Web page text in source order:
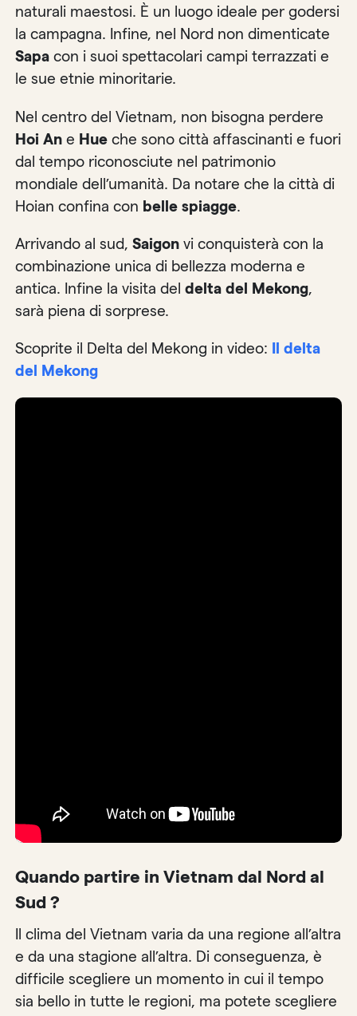
naturali maestosi. È un luogo ideale per godersi
la campagna. Infine, nel Nord non dimenticate
Sapa con i suoi spettacolari campi terrazzati e
le sue etnie minoritarie.
Nel centro del Vietnam, non bisogna perdere
Hoi An e Hue che sono città affascinanti e fuori
dal tempo riconosciute nel patrimonio
mondiale dell’umanità. Da notare che la città di
Hoian confina con belle spiagge.
Arrivando al sud,Saigon vi conquisterà con la
combinazione unica di bellezza moderna e
antica. Infine la visita deldelta del Mekong,
sarà piena di sorprese.
Scoprite il Delta del Mekong in video: Il delta
del Mekong
Quando partire in Vietnam dal Nord al
Sud ?
Il clima del Vietnam varia da una regione all’altra
e da una stagione all’altra. Di conseguenza, è
difficile scegliere un momento in cui il tempo
sia bello in tutte le regioni, ma potete scegliere